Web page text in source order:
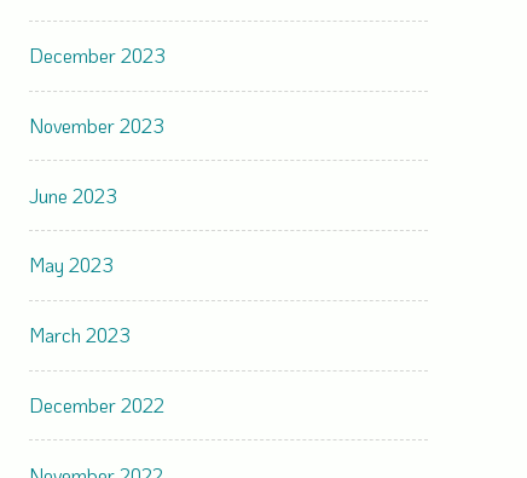
December 2023
November 2023
June 2023
May 2023
March 2023
December 2022